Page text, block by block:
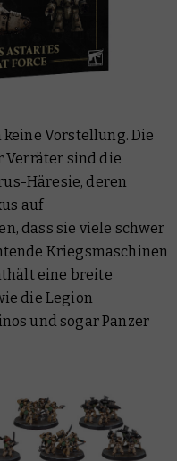
Vorstellung. Die
Verräter sind die
Häresie, deren
auf
dass sie viele schwer
Kriegsmaschinen
eine breite
die Legion
und sogar Panzer